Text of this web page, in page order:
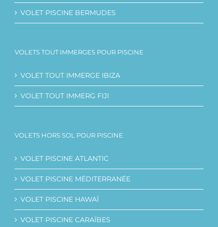
VOLET PISCINE BERMUDES
VOLETS TOUT IMMERGES POUR PISCINE
VOLET TOUT IMMERGE IBIZA
VOLET TOUT IMMERG FIJI
VOLETS HORS SOL POUR PISCINE
VOLET PISCINE ATLANTIC
VOLET PISCINE MÉDITERRANÉE
VOLET PISCINE HAWAÏ
VOLET PISCINE CARAÏBES